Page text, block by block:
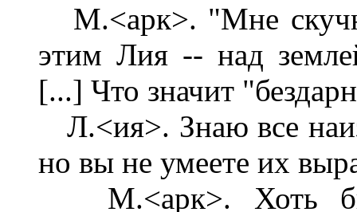
М.<арк>. "Мне
этим Лия -- над
[...] Что значит
Л.<ия>. Знаю все
но вы не умеете их
М.<арк>. Хоть бы